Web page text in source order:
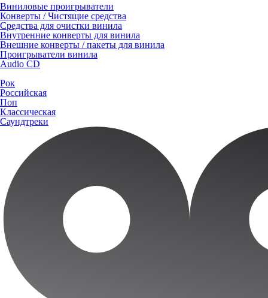
Виниловые проигрыватели
Конверты / Чистящие средства
Средства для очистки винила
Внутренние конверты для винила
Внешние конверты / пакеты для винила
Проигрыватели винила
Audio CD
Рок
Российская
Поп
Классическая
Саундтреки